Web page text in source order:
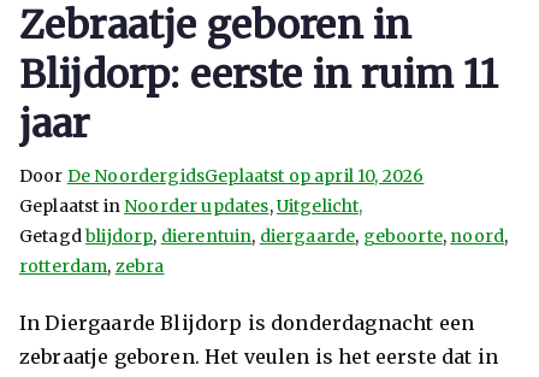
Zebraatje geboren in
Blijdorp: eerste in ruim 11
jaar
Door De NoordergidsGeplaatst op april 10, 2026
Geplaatst in Noorder updates,Uitgelicht,
Getagdblijdorp, dierentuin, diergaarde, geboorte, noord,
rotterdam, zebra
In Diergaarde Blijdorp is donderdagnacht een
zebraatje geboren. Het veulen is het eerste dat in